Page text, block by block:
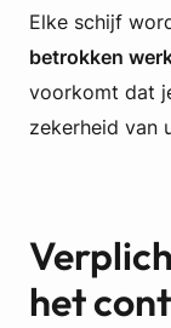
Elke schijf
betrokken
voorkomt dat
zekerheid van
het